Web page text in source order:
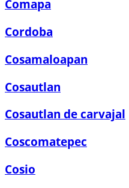
Comapa
Cordoba
Cosamaloapan
Cosautlan
Cosautlan de carvajal
Coscomatepec
Cosio